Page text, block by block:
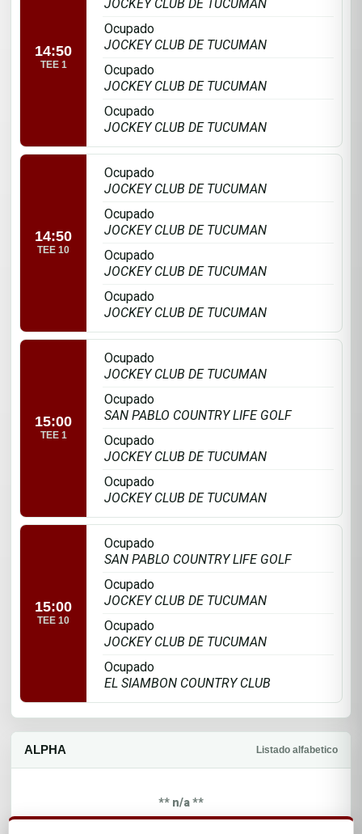
14:50
TEE 1
JOCKEY CLUB DE TUCUMAN
Ocupado
JOCKEY CLUB DE TUCUMAN
Ocupado
JOCKEY CLUB DE TUCUMAN
Ocupado
JOCKEY CLUB DE TUCUMAN
14:50
TEE 10
Ocupado
JOCKEY CLUB DE TUCUMAN
Ocupado
JOCKEY CLUB DE TUCUMAN
Ocupado
JOCKEY CLUB DE TUCUMAN
Ocupado
JOCKEY CLUB DE TUCUMAN
15:00
TEE 1
Ocupado
JOCKEY CLUB DE TUCUMAN
Ocupado
SAN PABLO COUNTRY LIFE GOLF
Ocupado
JOCKEY CLUB DE TUCUMAN
Ocupado
JOCKEY CLUB DE TUCUMAN
15:00
TEE 10
Ocupado
SAN PABLO COUNTRY LIFE GOLF
Ocupado
JOCKEY CLUB DE TUCUMAN
Ocupado
JOCKEY CLUB DE TUCUMAN
Ocupado
EL SIAMBON COUNTRY CLUB
ALPHA Listado alfabetico
** n/a **